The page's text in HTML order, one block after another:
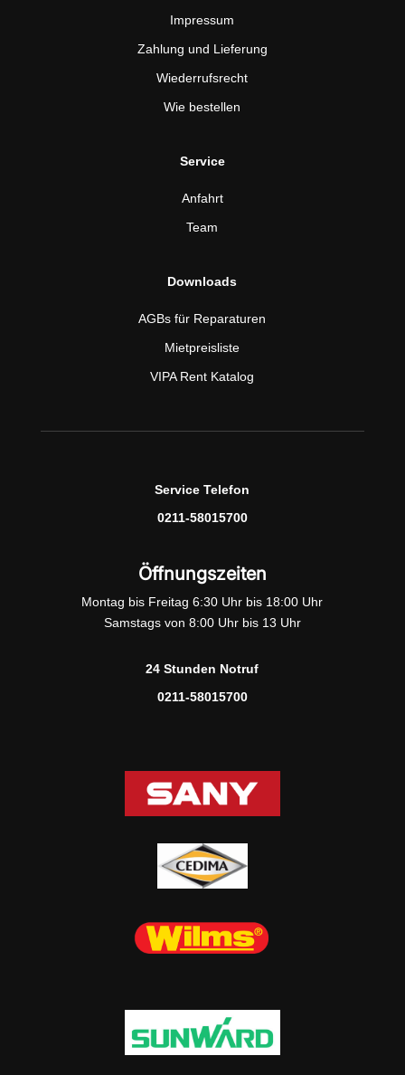
Impressum
Zahlung und Lieferung
Wiederrufsrecht
Wie bestellen
Service
Anfahrt
Team
Downloads
AGBs für Reparaturen
Mietpreisliste
VIPA Rent Katalog
Service Telefon
0211-58015700
Öffnungszeiten
Montag bis Freitag 6:30 Uhr bis 18:00 Uhr
Samstags von 8:00 Uhr bis 13 Uhr
24 Stunden Notruf
0211-58015700